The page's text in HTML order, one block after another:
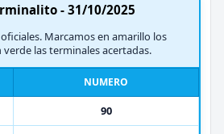
- 31/10/2025
Marcamos en amarillo los
las terminales acertadas.
NUMERO
90